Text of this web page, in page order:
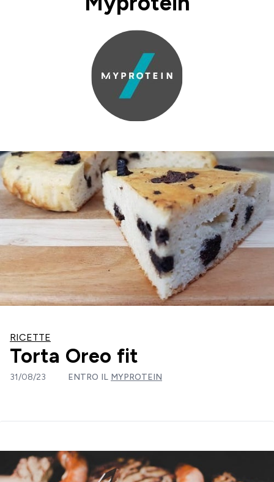
RICETTE
Torta Oreo fit
31/08/23 ENTRO IL MYPROTEIN